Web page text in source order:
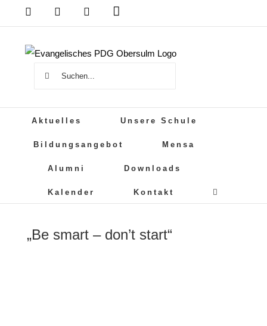
Inhalt
springen
DSB MensaPDG
PDG
Instagram
Suche
Aktuelles Unsere Schule
Bildungsangebot Mensa
Alumni Downloads
Kalender Kontakt
„Be smart – don’t start“